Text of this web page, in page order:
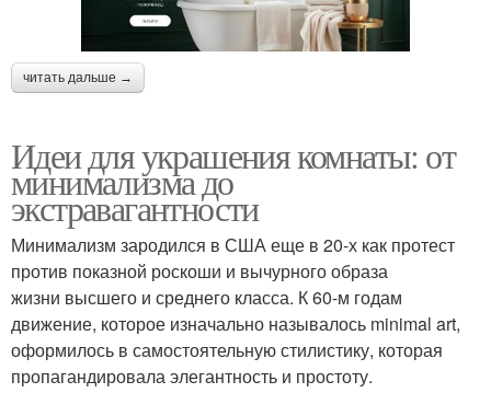
читать дальше →
Идеи для украшения комнаты: от
минимализма до
экстравагантности
Минимализм зародился в США еще в 20-х как протест
против показной роскоши и вычурного образа
жизни высшего и среднего класса. К 60-м годам
движение, которое изначально называлось minimal art,
оформилось в самостоятельную стилистику, которая
пропагандировала элегантность и простоту.